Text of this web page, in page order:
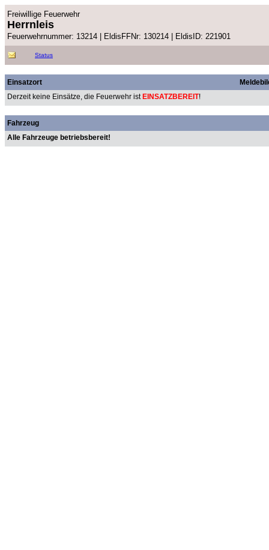
Freiwillige Feuerwehr
Herrnleis
Feuerwehrnummer: 13214 | EldisFFNr: 130214 | EldisID: 221901
Status
Einsatzort
Derzeit keine Einsätze, die Feuerwehr ist EINSATZBEREIT!
Fahrzeug
Alle Fahrzeuge betriebsbereit!